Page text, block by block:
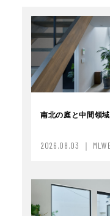
南北の庭と中間領
2026.08.03 ｜